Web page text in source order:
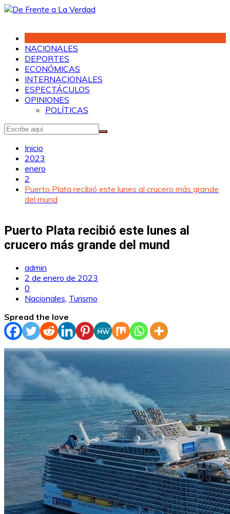
Saltar
NACIONALES
DEPORTES
ECONÓMICAS
INTERNACIONALES
ESPECTÁCULOS
OPINIONES
POLÍTICAS
Inicio
2023
enero
2
Puerto Plata recibió este lunes al crucero más grande
del mund
Puerto Plata recibió este lunes al
crucero más grande del mund
admin
2 de enero de 2023
0
Nacionales Turismo
Spread the love